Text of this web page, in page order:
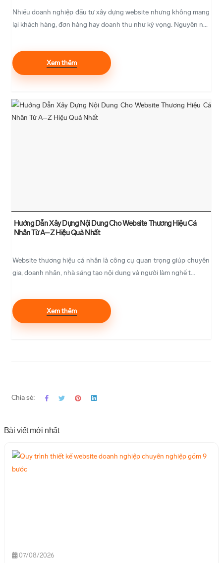
Bài viết mới nhất
07/08/2026
Nhiều doanh nghiệp đầu tư xây dựng website nhưng không mang
lại khách hàng, đơn hàng hay doanh thu như kỳ vọng. Nguyên n...
Xem thêm
Hướng Dẫn Xây Dựng Nội Dung Cho Website Thương Hiệu Cá
Nhân Từ A–Z Hiệu Quả Nhất
Website thương hiệu cá nhân là công cụ quan trọng giúp chuyên
gia, doanh nhân, nhà sáng tạo nội dung và người làm nghề t...
Xem thêm
Chia sẻ: